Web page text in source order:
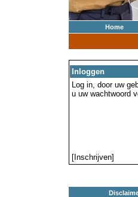
Home
Inloggen
Log in, door uw
u uw wachtwoord
[Inschrijven]